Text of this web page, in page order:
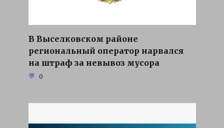
В Выселковском районе
региональный оператор нарвался
на штраф за невывоз мусора
0